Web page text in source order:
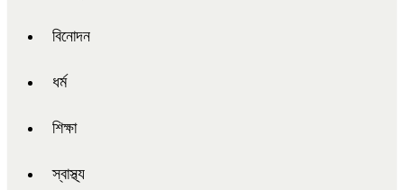
বিনোদন
ধর্ম
শিক্ষা
স্বাস্থ্য